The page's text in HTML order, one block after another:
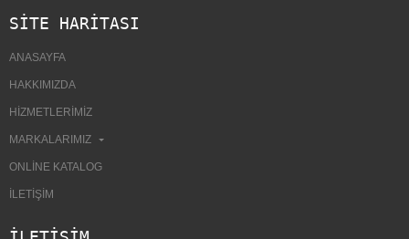
SİTE HARİTASI
ANASAYFA
HAKKIMIZDA
HIZMETLERIMIZ
MARKALARIMIZ
ONLINE KATALOG
İLETIŞIM